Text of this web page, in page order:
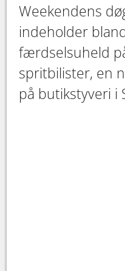
Weekendens
indeholder
færdselsuheld
spritbilister, en
på butikstyveri i